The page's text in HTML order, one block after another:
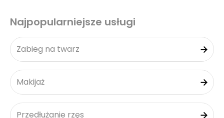
Najpopularniejsze usługi
Zabieg na twarz
Makijaż
Przedłużanie rzęs